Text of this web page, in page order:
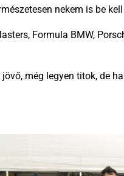
nekem is be
Formula BMW,
még legyen titok, de